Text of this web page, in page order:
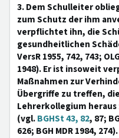
3. Dem Schulleiter
zum Schutz der ihm
verpflichtet ihn, die
gesundheitlichen
VersR 1955, 742, 743;
1948). Er ist insoweit
Maßnahmen zur
Übergriffe zu treffen,
Lehrerkollegium
(vgl.BGHSt 43, 82, 87;
626; BGH MDR 1984, 274).